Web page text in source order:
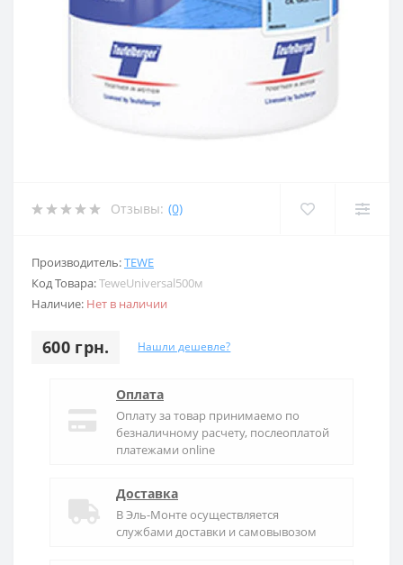
Отзывы: (0)
Производитель:TEWE
Код Товара:TeweUniversal500м
Наличие: Нет в наличии
600 грн. Нашли дешевле?
Оплата
Оплату за товар принимаемо по
безналичному расчету, послеоплатой
платежами online
Доставка
ВЭль-Монтеосуществляется
службами доставки и самовывозом